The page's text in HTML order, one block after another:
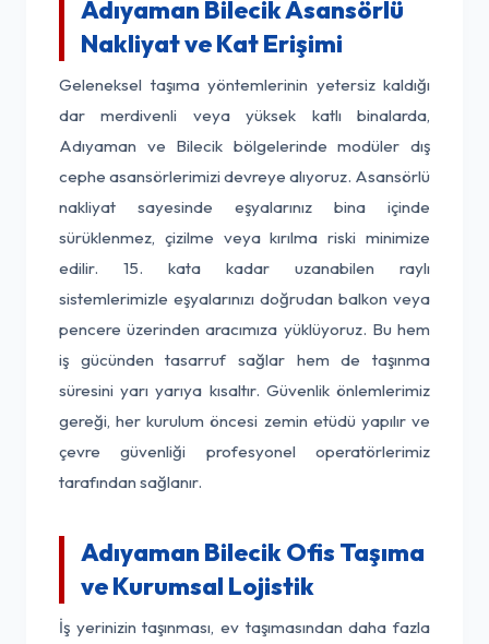
Adıyaman Bilecik Asansörlü
Nakliyat ve Kat Erişimi
Geleneksel taşıma yöntemlerinin yetersiz kaldığı
dar merdivenli veya yüksek katlı binalarda,
Adıyaman ve Bilecik bölgelerinde modüler dış
cephe asansörlerimizi devreye alıyoruz. Asansörlü
nakliyat sayesinde eşyalarınız bina içinde
sürüklenmez, çizilme veya kırılma riski minimize
edilir. 15. kata kadar uzanabilen raylı
sistemlerimizle eşyalarınızı doğrudan balkon veya
pencere üzerinden aracımıza yüklüyoruz. Bu hem
iş gücünden tasarruf sağlar hem de taşınma
süresini yarı yarıya kısaltır. Güvenlik önlemlerimiz
gereği, her kurulum öncesi zemin etüdü yapılır ve
çevre güvenliği profesyonel operatörlerimiz
tarafından sağlanır.
Adıyaman Bilecik Ofis Taşıma
ve Kurumsal Lojistik
İş yerinizin taşınması, ev taşımasından daha fazla